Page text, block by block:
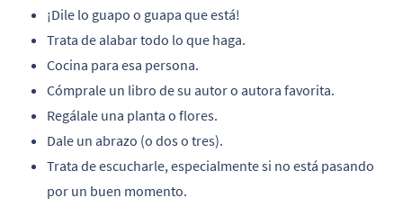
¡Dile lo guapo o guapa que está!
Trata de alabar todo lo que haga.
Cocina para esa persona.
Cómprale un libro de su autor o autora favorita.
Regálale una planta o flores.
Dale un abrazo (o dos o tres).
Trata de escucharle, especialmente si no está pasando
por un buen momento.